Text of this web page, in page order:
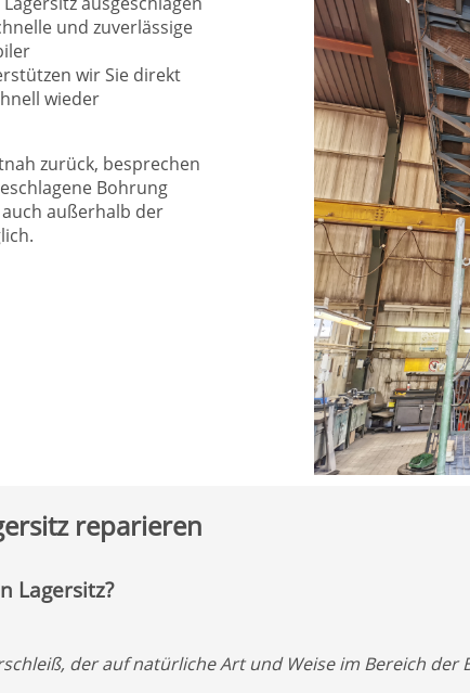
und zuverlässige
wir Sie direkt
wieder
zurück, besprechen
Bohrung
außerhalb der
reparieren
Lagersitz?
der auf natürliche Art und Weise im Bereich der